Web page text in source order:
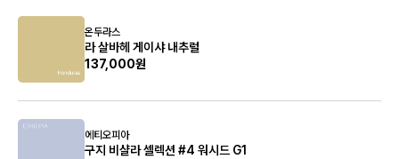
온두라스
라 살바헤 게이샤 내추럴
137,000원
에티오피아
구지 비샬라 셀렉션 #4 워시드 G1